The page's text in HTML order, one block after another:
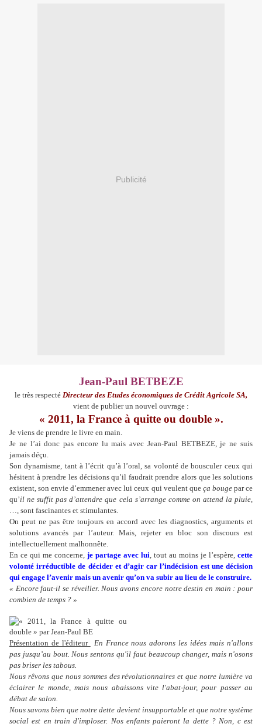
Publicité
Jean-Paul BETBEZE
le très respecté Directeur des Etudes économiques de Crédit Agricole SA,
vient de publier un nouvel ouvrage :
« 2011, la France à quitte ou double ».
Je viens de prendre le livre en main.
Je ne l’ai donc pas encore lu mais avec Jean-Paul BETBEZE, je ne suis
jamais déçu.
Son dynamisme, tant à l’écrit qu’à l’oral, sa volonté de bousculer ceux qui
hésitent à prendre les décisions qu’il faudrait prendre alors que les solutions
existent, son envie d’emmener avec lui ceux qui veulent que ça bougepar ce
qu’il ne suffit pas d’attendre que cela s’arrange comme on attend la pluie,
…, sont fascinantes et stimulantes.
On peut ne pas être toujours en accord avec les diagnostics, arguments et
solutions avancés par l’auteur. Mais, rejeter en bloc son discours est
intellectuellement malhonnête.
En ce qui me concerne, je partage avec lui, tout au moins je l’espère, cette
volonté irréductible de décider et d’agir car l’indécision est une décision
qui engage l’avenir mais un avenir qu’on va subir au lieu de le construire.
« Encore faut-il se réveiller. Nous avons encore notre destin en main : pour
combien de temps ? »
Présentation de l'éditeur
En France nous adorons les idées mais n'allons
pas jusqu’au bout. Nous sentons qu'il faut beaucoup changer, mais n'osons
pas briser les tabous.
Nous rêvons que nous sommes des révolutionnaires et que notre lumière va
éclairer le monde, mais nous abaissons vite l'abat-jour, pour passer au
débat de salon.
Nous savons bien que notre dette devient insupportable et que notre système
social est en train d'imploser. Nos enfants paieront la dette ? Non, c est